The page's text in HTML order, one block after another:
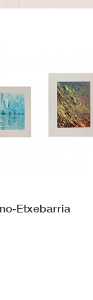
Etxebarria